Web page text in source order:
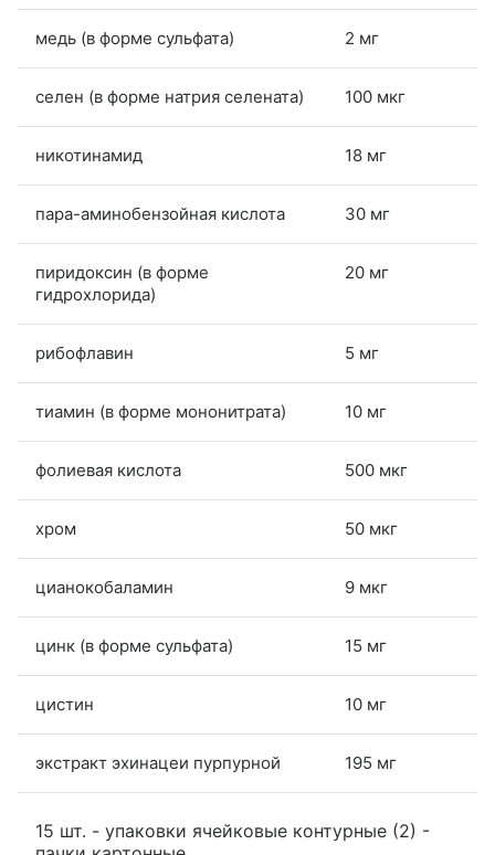
медь (в форме сульфата) 2 мг
селен (в форме натрия селената) 100 мкг
никотинамид 18 мг
пара-аминобензойная кислота 30 мг
пиридоксин (в форме
гидрохлорида)
20 мг
рибофлавин 5 мг
тиамин (в форме мононитрата) 10 мг
фолиевая кислота 500 мкг
хром 50 мкг
цианокобаламин 9 мкг
цинк (в форме сульфата) 15 мг
цистин 10 мг
экстракт эхинацеи пурпурной 195 мг
15 шт. - упаковки ячейковые контурные (2) -